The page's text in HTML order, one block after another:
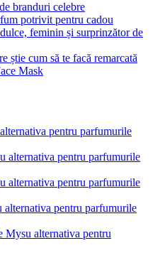
branduri celebre
potrivit pentru cadou
feminin și surprinzător de
știe cum să te facă remarcată
Mask
pentru parfumurile
alternativa pentru parfumurile
alternativa pentru parfumurile
pentru parfumurile
Mysu alternativa pentru